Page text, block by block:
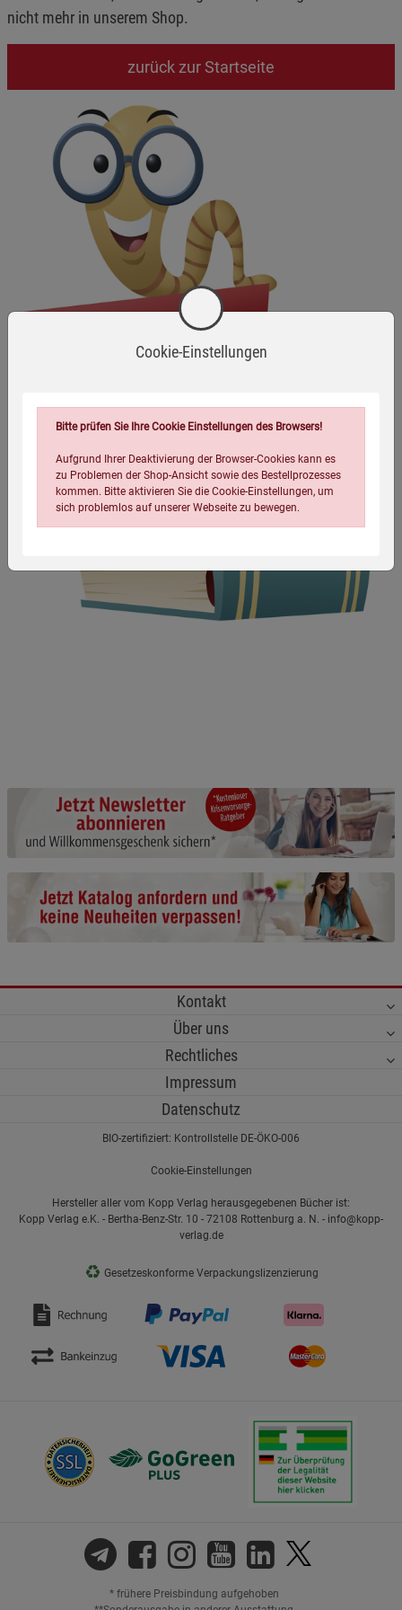
nicht mehr in unserem Shop.
zurück zur Startseite
Kontakt
Über uns
Rechtliches
Impressum
Datenschutz
BIO-zertifiziert: Kontrollstelle DE-ÖKO-006
Cookie-Einstellungen
Hersteller aller vom Kopp Verlag herausgegebenen Bücher ist:
Kopp Verlag e.K. - Bertha-Benz-Str. 10 - 72108 Rottenburg a. N. - info@kopp-
verlag.de
♻ Gesetzeskonforme Verpackungslizenzierung
* frühere Preisbindung aufgehoben
Cookie-Einstellungen
Bitte prüfen Sie Ihre Cookie Einstellungen des Browsers!
Aufgrund Ihrer Deaktivierung der Browser-Cookies kann es
zu Problemen der Shop-Ansicht sowie des Bestellprozesses
kommen. Bitte aktivieren Sie die Cookie-Einstellungen, um
sich problemlos auf unserer Webseite zu bewegen.
Beschreibung Notwendige Cookies
Cookie-Informationenanzeigen
Funktionale Cookies (1) Funktionale
Beschreibung Funktionale Cookies
anzeigen
Statistik Cookies (2) Statistik Cookies
Beschreibung Statistik Cookies
Cookie-Informationen
Marketing Cookies (3)
Datenschutzerklärung Impressum